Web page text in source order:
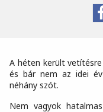
A héten került
és bár nem az idei
néhány szót.
Nem vagyok